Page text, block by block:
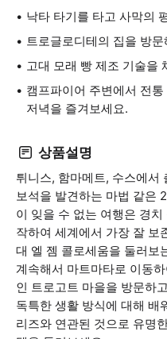
낙타 타기를 타고 사막의
트로글로디테의 집을 방
고대 모래 빵 제조 기술을
캠프파이어 주변에서 전
저녁을 즐겨보세요.
상품설명
튀니스, 함마메트, 수스에서
보석을 발견하는 마법 같은
이 잊을 수 없는 여행은 경
작하여 세계에서 가장 잘 보
대 엘 젬 콜로세움을 둘러보
계속해서 마트마타로 이동
인 트로고트 마을을 방문하
독특한 생활 방식에 대해 배
리즈와 연관된 것으로 유명